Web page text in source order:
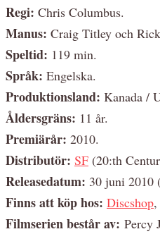
Regi: Chris Columbus.
Manus: Craig Titley och
Speltid: 119 min.
Språk: Engelska.
Produktionsland: Kanada /
Åldersgräns: 11 år.
Premiärår: 2010.
Distributör: SF (20:th
Releasedatum: 30 juni 2010
Finns att köp hos: Discshop,
Filmserien består av: Percy